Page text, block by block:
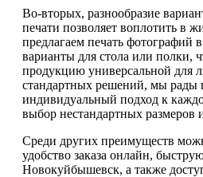
Во-вторых, разнообразие
печати позволяет воплотить
предлагаем печать фотографий
варианты для стола или полки,
продукцию универсальной
стандартных решений, мы рады
индивидуальный подход к
выбор нестандартных размеров
Среди других преимуществ
удобство заказа онлайн,
Новокуйбышевск, а также